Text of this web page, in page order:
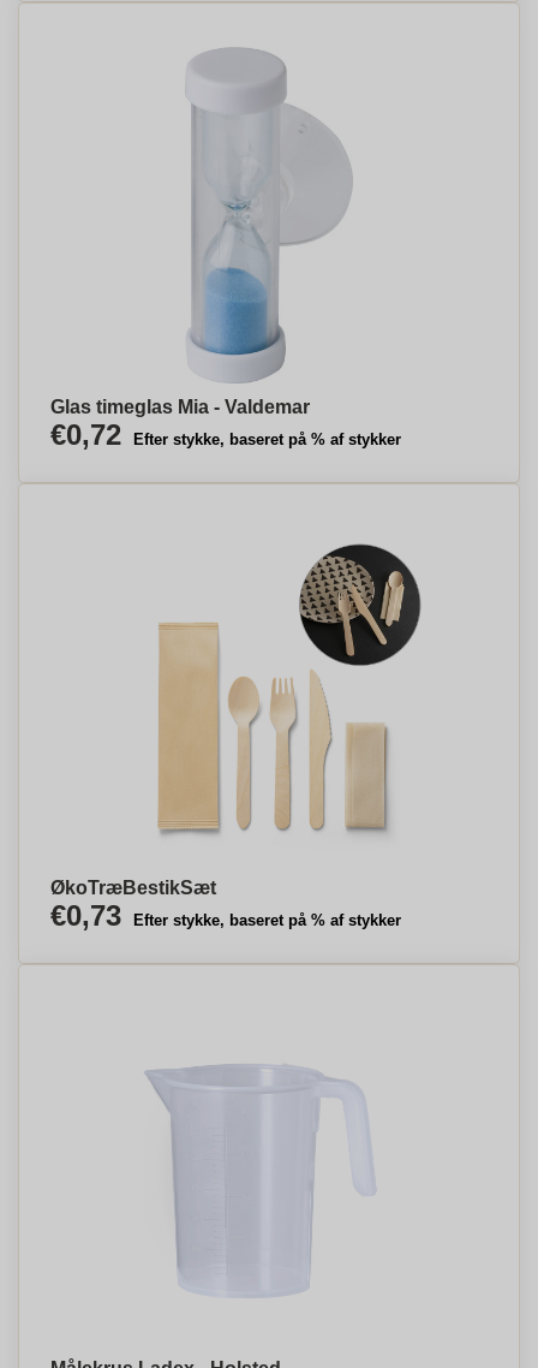
Glas timeglas Mia - Valdemar
€0,72 Efter stykke, baseret på % af stykker
ØkoTræBestikSæt
€0,73 Efter stykke, baseret på % af stykker